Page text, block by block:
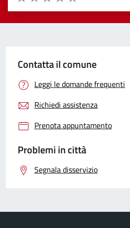
Valuta 5 stelle su 5
Valuta 4 stelle su 5
Valuta 3 stelle su 5
Valuta 2 stelle su 5
Valuta 1 stelle su 5
Contatta il comune
Leggi le domande frequenti
Richiedi assistenza
Prenota appuntamento
Problemi in città
Segnala disservizio